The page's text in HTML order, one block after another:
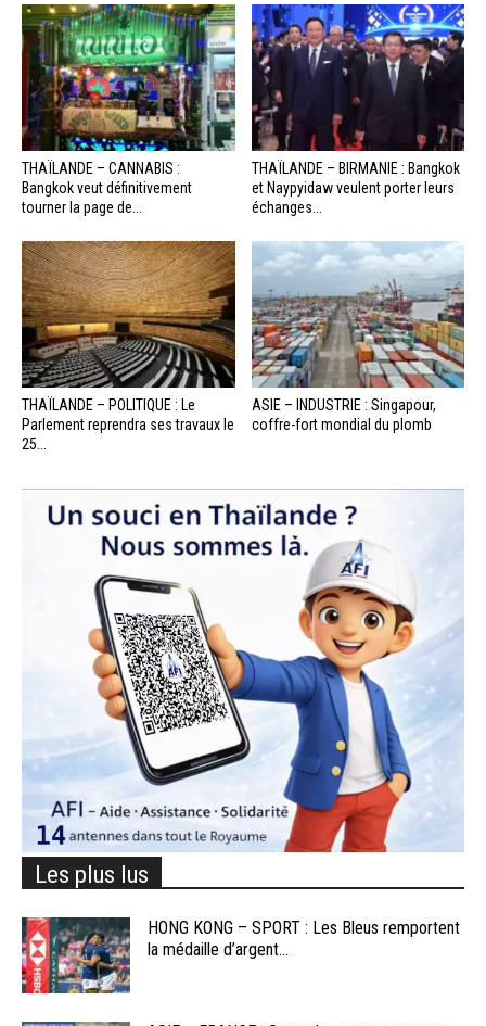
THAÏLANDE – CANNABIS :
Bangkok veut définitivement
tourner la page de...
THAÏLANDE – BIRMANIE : Bangkok
et Naypyidaw veulent porter leurs
échanges...
THAÏLANDE – POLITIQUE : Le
Parlement reprendra ses travaux le
25...
ASIE – INDUSTRIE : Singapour,
coffre-fort mondial du plomb
Les plus lus
HONG KONG – SPORT : Les Bleus remportent
la médaille d’argent...